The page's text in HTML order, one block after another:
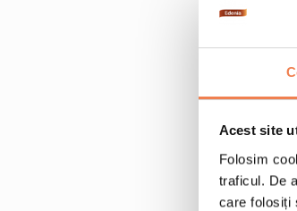
Acest site
Folosim
traficul. De
care folosiți